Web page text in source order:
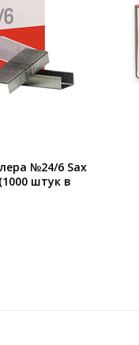
№24/6 Sax
штук в